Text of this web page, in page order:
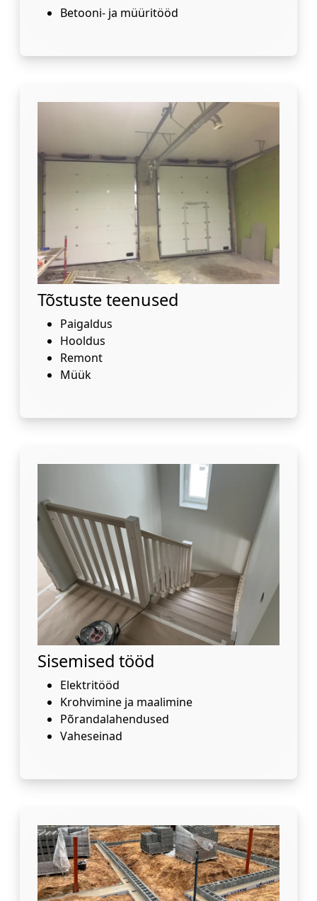
Betooni- ja müüritööd
Tõstuste teenused
Paigaldus
Hooldus
Remont
Müük
Sisemised tööd
Elektritööd
Krohvimine ja maalimine
Põrandalahendused
Vaheseinad